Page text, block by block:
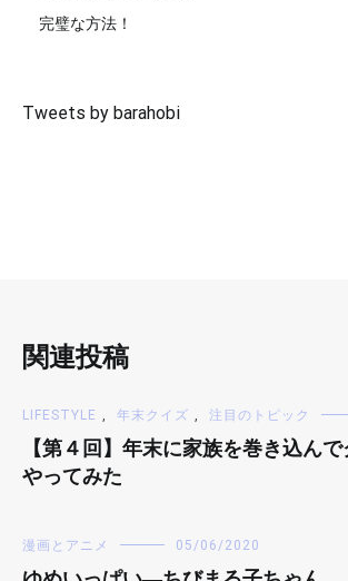
完璧な方法！
Tweets by barahobi
関連投稿
LIFESTYLE , 年末クイズ , 注目のトピック
【第４回】年末に家族を巻き込ん
やってみた
漫画とアニメ 05/06/2020